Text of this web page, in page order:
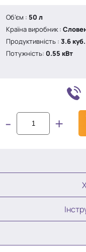
Об’єм : 50 л
Країна виробник :
Продуктивність : 3.6
Потужність: 0.55 кВт
- +